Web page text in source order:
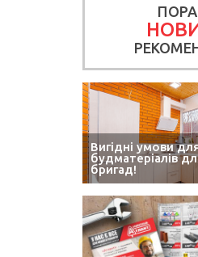
Вигідні умови
будматеріалів
бригад!